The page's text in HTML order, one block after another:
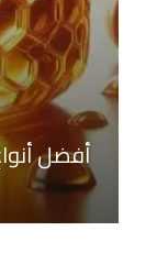
أفضل